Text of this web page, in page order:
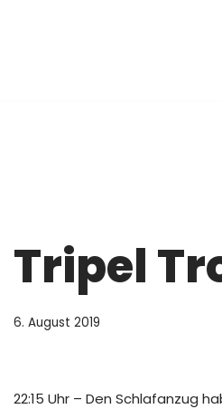
Tripel
6. August 2019
22:15 Uhr – Den Schlafanzug